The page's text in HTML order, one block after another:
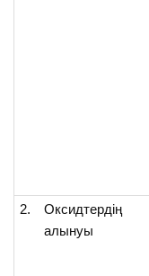
2.
Оксидтердің
алынуы